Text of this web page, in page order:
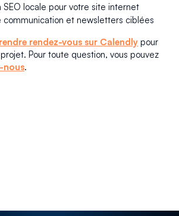
SEO locale pour votre site internet
et newsletters ciblées
rendez-vous sur Calendly pour
Pour toute question, vous pouvez
nous.